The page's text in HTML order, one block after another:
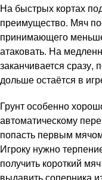
На быстрых кортах
преимущество. Мяч
принимающего
атаковать. На
заканчивается сразу,
дольше остаётся в
Грунт особенно
автоматическому
попасть первым
Игроку нужно
получить короткий
выдавить соперника